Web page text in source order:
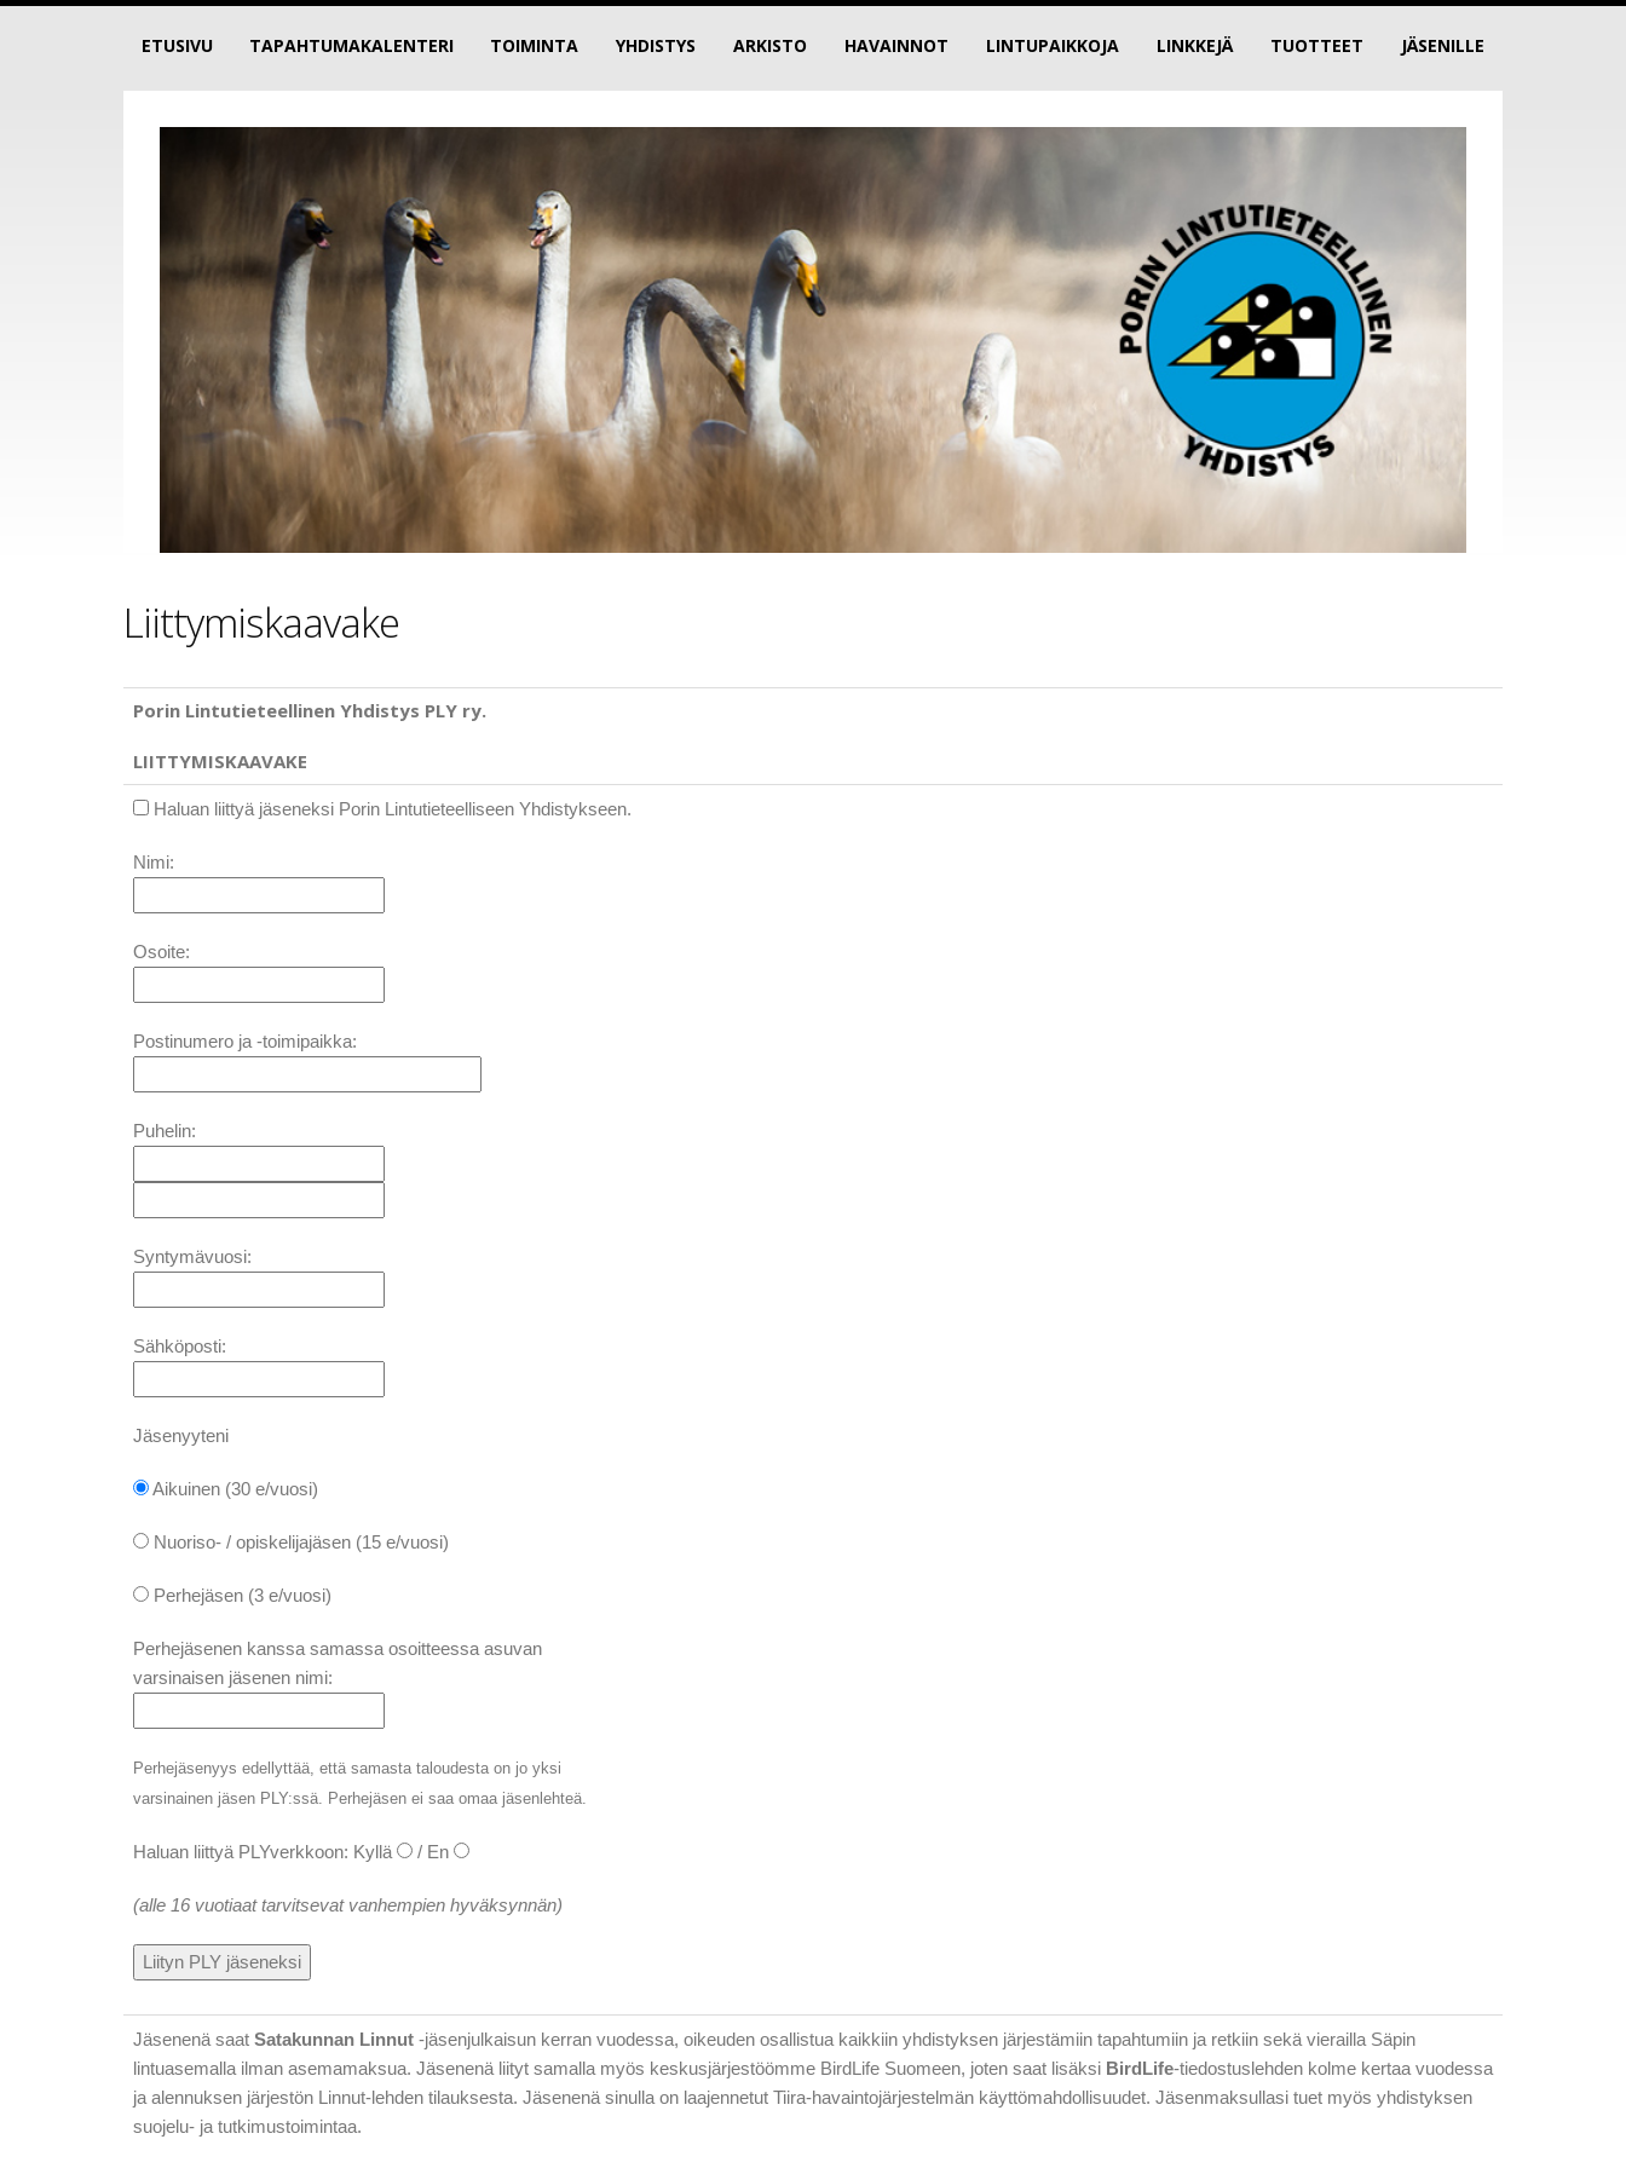
ETUSIVU TAPAHTUMAKALENTERI TOIMINTA YHDISTYS ARKISTO HAVAINNOT LINTUPAIKKOJA LINKKEJÄ TUOTTEET JÄSENILLE
Liittymiskaavake
Porin Lintutieteellinen Yhdistys PLY ry.
LIITTYMISKAAVAKE
Haluan liittyä jäseneksi Porin Lintutieteelliseen Yhdistykseen.
Nimi:
Osoite:
Postinumero ja -toimipaikka:
Puhelin:
Syntymävuosi:
Sähköposti:
Jäsenyyteni
Aikuinen (30 e/vuosi)
Nuoriso- / opiskelijajäsen (15 e/vuosi)
Perhejäsen (3 e/vuosi)
Perhejäsenen kanssa samassa osoitteessa asuvan
varsinaisen jäsenen nimi:
Perhejäsenyys edellyttää, että samasta taloudesta on jo yksi
varsinainen jäsen PLY:ssä. Perhejäsen ei saa omaa jäsenlehteä.
Haluan liittyä PLYverkkoon: Kyllä / En
(alle 16 vuotiaat tarvitsevat vanhempien hyväksynnän)
Jäsenenä saat Satakunnan Linnut -jäsenjulkaisun kerran vuodessa, oikeuden osallistua kaikkiin yhdistyksen järjestämiin tapahtumiin ja retkiin sekä vierailla Säpin
lintuasemalla ilman asemamaksua. Jäsenenä liityt samalla myös keskusjärjestöömme BirdLife Suomeen, joten saat lisäksi BirdLife-tiedostuslehden kolme kertaa vuodessa
ja alennuksen järjestön Linnut-lehden tilauksesta. Jäsenenä sinulla on laajennetut Tiira-havaintojärjestelmän käyttömahdollisuudet. Jäsenmaksullasi tuet myös yhdistyksen
suojelu- ja tutkimustoimintaa.